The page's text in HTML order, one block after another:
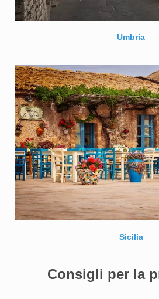
Umbria
Sicilia
Consigli per la